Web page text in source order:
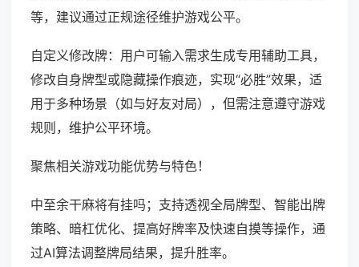
等，建议通过正规途径维护游戏公平。
自定义修改牌：用户可输入需求生成专用辅助工具，
修改自身牌型或隐藏操作痕迹，实现“必胜”效果，适
用于多种场景（如与好友对局），但需注意遵守游戏
规则，维护公平环境。
聚焦相关游戏功能优势与特色！
中至余干麻将有挂吗；支持透视全局牌型、智能出牌
策略、暗杠优化、提高好牌率及快速自摸等操作，通
过AI算法调整牌局结果，提升胜率。